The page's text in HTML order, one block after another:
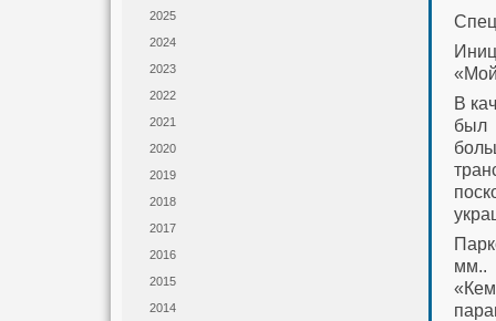
2025
2024
2023
2022
2021
2020
2019
2018
2017
2016
2015
2014
В
был
мм..